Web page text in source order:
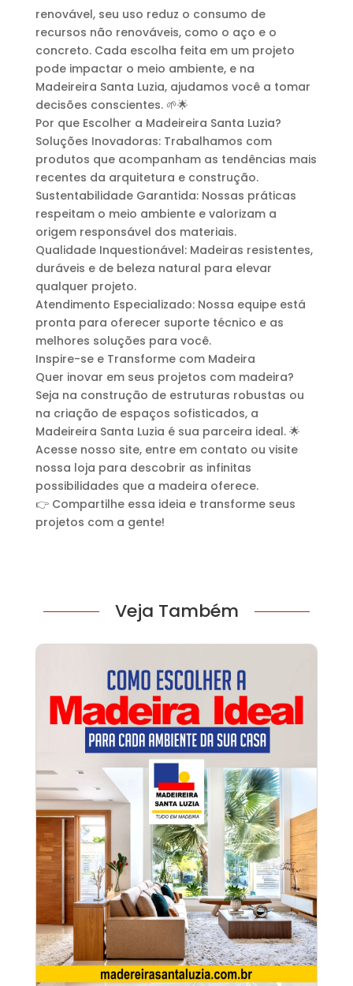
renovável, seu uso reduz o consumo de
recursos não renováveis, como o aço e o
concreto. Cada escolha feita em um projeto
pode impactar o meio ambiente, e na
Madeireira Santa Luzia, ajudamos você a tomar
decisões conscientes. 🌱🌟
Por que Escolher a Madeireira Santa Luzia?
Soluções Inovadoras: Trabalhamos com
produtos que acompanham as tendências mais
recentes da arquitetura e construção.
Sustentabilidade Garantida: Nossas práticas
respeitam o meio ambiente e valorizam a
origem responsável dos materiais.
Qualidade Inquestionável: Madeiras resistentes,
duráveis e de beleza natural para elevar
qualquer projeto.
Atendimento Especializado: Nossa equipe está
pronta para oferecer suporte técnico e as
melhores soluções para você.
Inspire-se e Transforme com Madeira
Quer inovar em seus projetos com madeira?
Seja na construção de estruturas robustas ou
na criação de espaços sofisticados, a
Madeireira Santa Luzia é sua parceira ideal. 🌟
Acesse nosso site, entre em contato ou visite
nossa loja para descobrir as infinitas
possibilidades que a madeira oferece.
👉 Compartilhe essa ideia e transforme seus
projetos com a gente!
Veja Também